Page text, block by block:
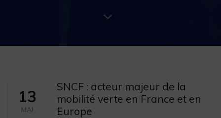
13
MAI
SNCF : acteur majeur de la
mobilité verte en France et en
Europe